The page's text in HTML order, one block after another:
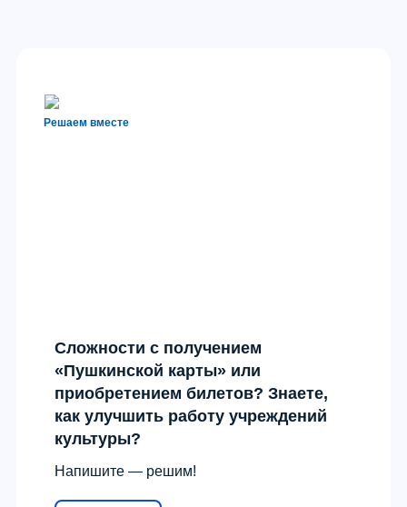
Решаем вместе
Сложности с получением
«Пушкинской карты» или
приобретением билетов? Знаете,
как улучшить работу учреждений
культуры?
Напишите — решим!